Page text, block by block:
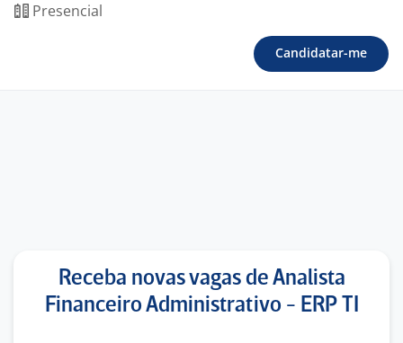
Presencial
Candidatar-me
Receba novas vagas de Analista
Financeiro Administrativo - ERP TI